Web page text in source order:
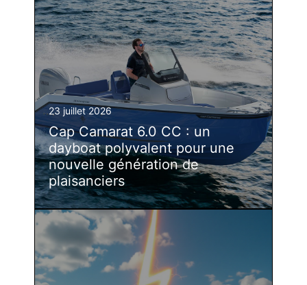
23 juillet 2026
Cap Camarat 6.0 CC : un
dayboat polyvalent pour une
nouvelle génération de
plaisanciers